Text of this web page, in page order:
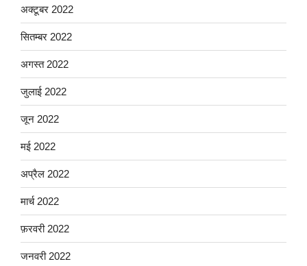
अक्टूबर 2022
सितम्बर 2022
अगस्त 2022
जुलाई 2022
जून 2022
मई 2022
अप्रैल 2022
मार्च 2022
फ़रवरी 2022
जनवरी 2022